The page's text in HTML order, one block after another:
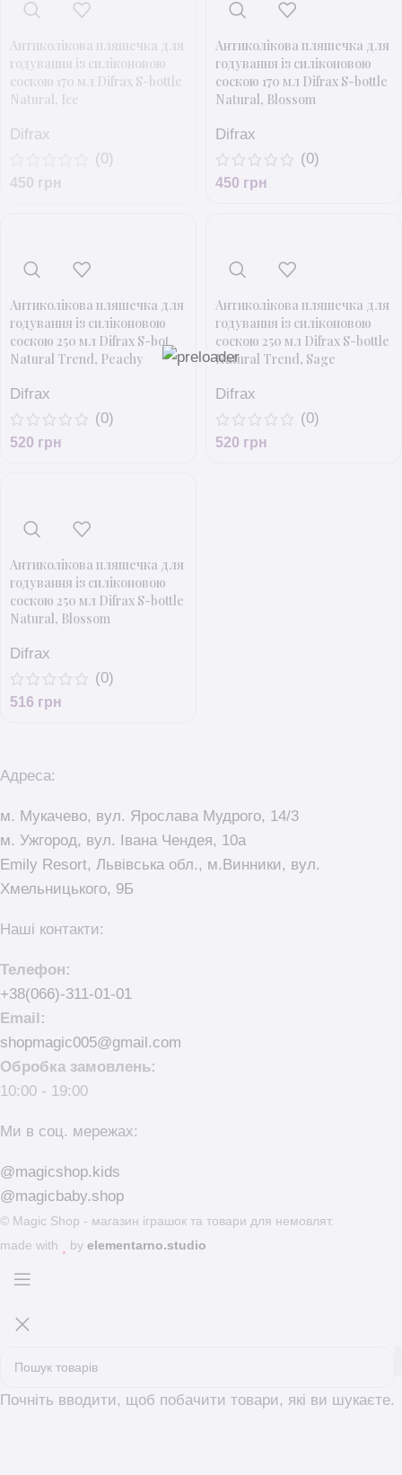
Антиколікова пляшечка для
годування із силіконовою
соскою 170 мл Difrax S-bottle
Natural, Ice
Difrax
(0)
450 грн
Антиколікова пляшечка для
годування із силіконовою
соскою 170 мл Difrax S-bottle
Natural, Blossom
Difrax
(0)
450 грн
Антиколікова пляшечка для
годування із силіконовою
соскою 250 мл Difrax S-bot
Natural Trend, Peachy
Difrax
(0)
520 грн
Антиколікова пляшечка для
годування із силіконовою
соскою 250 мл Difrax S-bottle
Natural Trend, Sage
Difrax
(0)
520 грн
Антиколікова пляшечка для
годування із силіконовою
соскою 250 мл Difrax S-bottle
Natural, Blossom
Difrax
(0)
516 грн
Адреса:
м. Мукачево, вул. Ярослава Мудрого, 14/3
м. Ужгород, вул. Івана Чендея, 10а
Emily Resort, Львівська обл., м.Винники, вул.
Хмельницького, 9Б
Наші контакти:
Телефон:
+38(066)-311-01-01
Email:
shopmagic005@gmail.com
Обробка замовлень:
10:00 - 19:00
Ми в соц. мережах:
@magicshop.kids
@magicbaby.shop
© Magic Shop - магазин іграшок та товари для немовлят.
made with
by elementarno.studio
Почніть вводити, щоб побачити товари, які ви шукаєте.